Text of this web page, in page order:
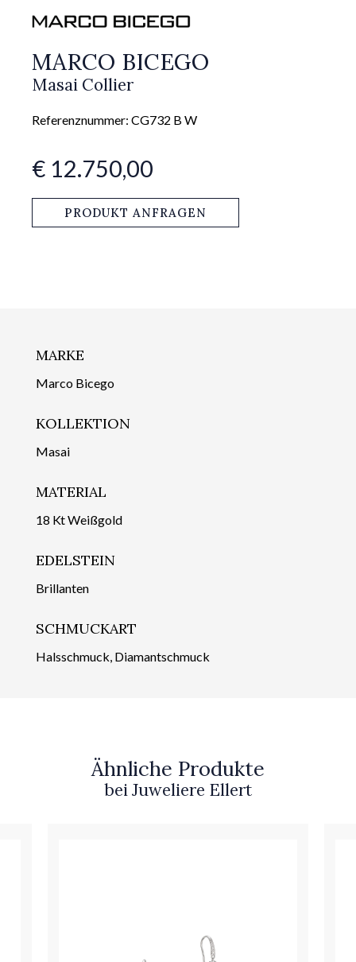
MARCO BICEGO
Masai Collier
Referenznummer: CG732 B W
€ 12.750,00
PRODUKT ANFRAGEN
MARKE
Marco Bicego
KOLLEKTION
Masai
MATERIAL
18 Kt Weißgold
EDELSTEIN
Brillanten
SCHMUCKART
Halsschmuck, Diamantschmuck
Ähnliche Produkte
bei Juweliere Ellert